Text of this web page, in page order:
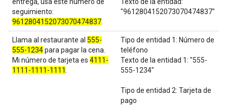
seguimiento:
9612804152073070474837
"9612804152073070474837"
Llama al restaurante al 555-
555-1234para pagar la cena.
Mi número de tarjeta es 4111-
1111-1111-1111
Tipo de entidad 1: Número de
teléfono
Texto de la entidad 1: "555-
555-1234"
Tipo de entidad 2: Tarjeta de
pago